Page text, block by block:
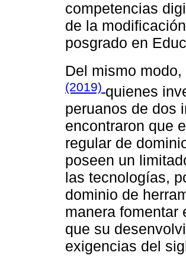
competencias
de la
posgrado en
Del mismo
(2019) quienes
peruanos de dos
encontraron que
regular de
poseen un
las tecnologías,
dominio de
manera fomentar
que su
exigencias del